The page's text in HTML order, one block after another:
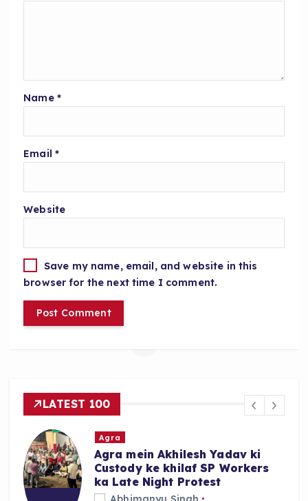
Name *
Email *
Website
Save my name, email, and website in this
browser for the next time I comment.
LATEST 100
Agra
Agra mein Akhilesh Yadav ki
Custody ke khilaf SP Workers
ka Late Night Protest